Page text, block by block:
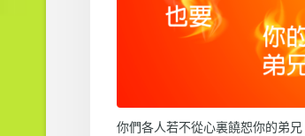
你們各人若不從心裏饒恕你的弟